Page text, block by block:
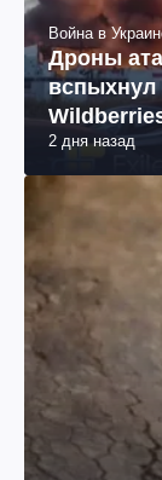
Война в
Дроны
вспыхнул
2 дня назад